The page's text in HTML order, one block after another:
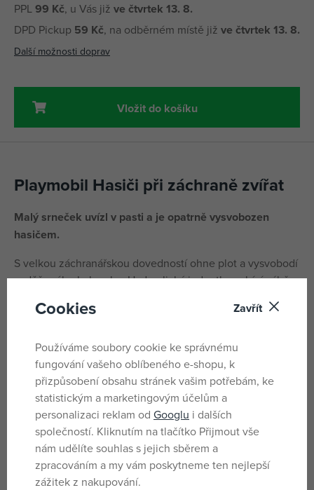
PPL99 Kč, u Vás již ve čtvrtek 13. 8.
DPD Pickup 59 Kč, na odběrném místě již ve čtvrtek 13. 8.
Další možnosti doprav
Vložit do košíku
Playmobil Hasiči při záchraně zvířat
Malý srneček uvízl v pasti a je opatrně vysvobozen
hasičem.
S velkou záchranářskou dovedností ohne plot a vysvobodí
vyděšeného koloucha. Hydraulická jednotka nabízí výběr
vesele hýbat hlavou. S odnímatelnými nástavci na
stanou hrdiny hasičů milujícími zvířata.
Tato detailní sada PLAYMOBIL nejen podporuje kreativitu,
ale také smysl pro zodpovědnost - ideální dárek pro
začínající záchranáře ve věku od 4 let!
Parametry
Cookies Zavřít
Používáme soubory cookie ke správnému
fungování vašeho oblíbeného e-shopu, k
přizpůsobení obsahu stránek vašim potřebám, ke
statistickým a marketingovým účelům a
personalizaci reklam od Googlu i dalších
společností. Kliknutím na tlačítko Přijmout vše
nám udělíte souhlas s jejich sběrem a
zpracováním a my vám poskytneme ten nejlepší
zážitek z nakupování.